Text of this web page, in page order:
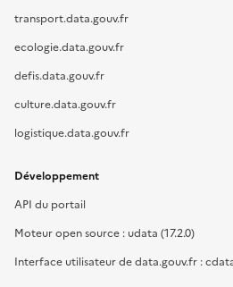
transport.data.gouv.fr
ecologie.data.gouv.fr
defis.data.gouv.fr
culture.data.gouv.fr
logistique.data.gouv.fr
Développement
API du portail
Moteur open source : udata (17.2.0)
Interface utilisateur de data.gouv.fr :